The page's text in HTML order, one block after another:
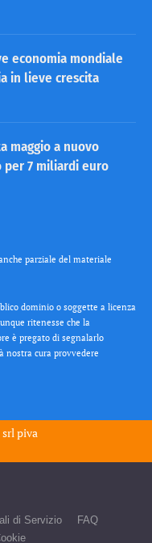
economia mondiale
in lieve crescita
maggio a nuovo
per 7 miliardi euro
parziale del materiale
dominio o soggette a licenza
ritenesse che la
è pregato di segnalarlo
nostra cura provvedere
srlpiva
di Servizio
FAQ